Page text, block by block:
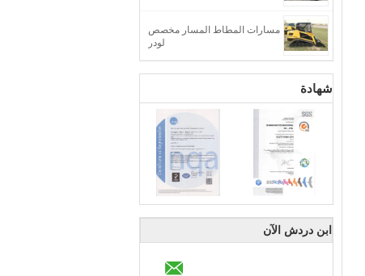
مسارات المطاط المسار مخصص
لودر
شهادة
ابن دردش الآن